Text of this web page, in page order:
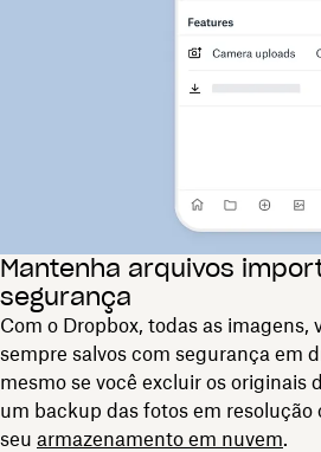
Mantenha arquivos
segurança
Com o Dropbox, todas as imagens,
sempre salvos com segurança em
mesmo se você excluir os originais
um backup das fotos em resolução
seu armazenamento em nuvem.